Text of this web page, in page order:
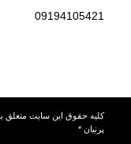
09194105421
کلیه حقوق این سایت متعلق
پرنیان *